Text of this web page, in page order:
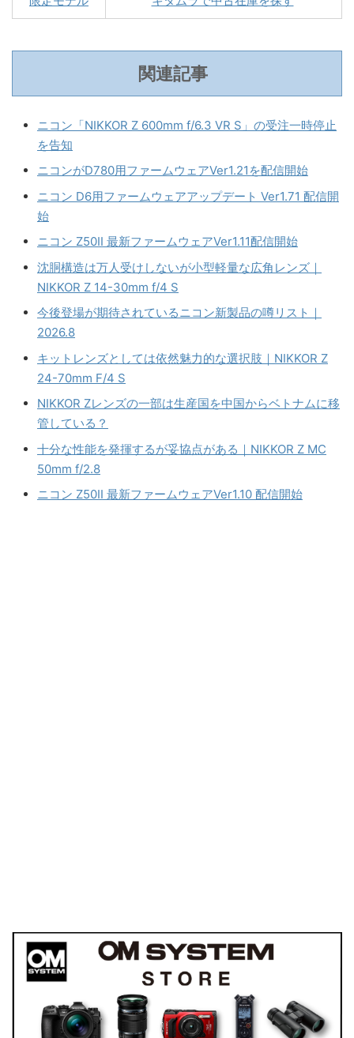
関連記事
ニコン「NIKKOR Z 600mm f/6.3 VR S」の受注一時停止
を告知
ニコンがD780用ファームウェアVer1.21を配信開始
ニコン D6用ファームウェアアップデート Ver1.71 配信開
始
ニコン Z50II 最新ファームウェアVer1.11配信開始
沈胴構造は万人受けしないが小型軽量な広角レンズ｜
NIKKOR Z 14-30mm f/4 S
今後登場が期待されているニコン新製品の噂リスト｜
2026.8
キットレンズとしては依然魅力的な選択肢｜NIKKOR Z
24-70mm F/4 S
NIKKOR Zレンズの一部は生産国を中国からベトナムに移
管している？
十分な性能を発揮するが妥協点がある｜NIKKOR Z MC
50mm f/2.8
ニコン Z50II 最新ファームウェアVer1.10 配信開始